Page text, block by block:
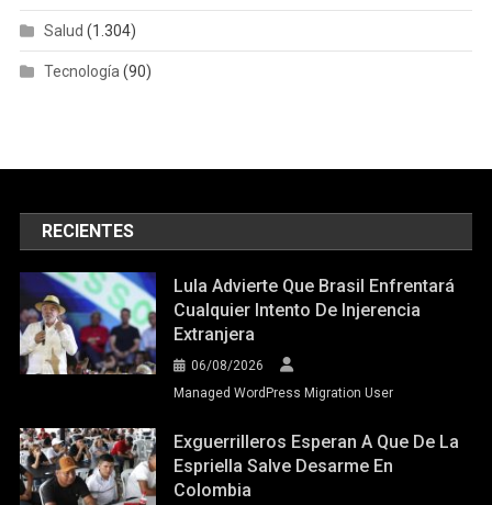
Salud (1.304)
Tecnología (90)
RECIENTES
Lula Advierte Que Brasil Enfrentará
Cualquier Intento De Injerencia
Extranjera
06/08/2026
Managed WordPress Migration User
Exguerrilleros Esperan A Que De La
Espriella Salve Desarme En
Colombia